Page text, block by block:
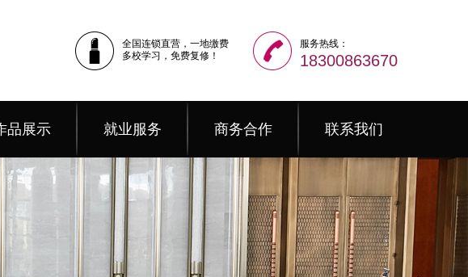
全国连锁直营，一地缴费
多校学习，免费复修！
服务热线：
18300863670
品展示 就业服务 商务合作 联系我们